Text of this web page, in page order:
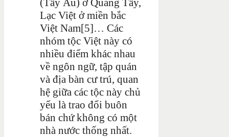
Lạc Việt ở miền bắc
Việt Nam[5]… Các
nhóm tộc Việt này có
nhiều điểm khác nhau
về ngôn ngữ, tập quán
và địa bàn cư trú, quan
hệ giữa các tộc này chủ
yếu là trao đổi buôn
bán chứ không có một
nhà nước thống nhất.